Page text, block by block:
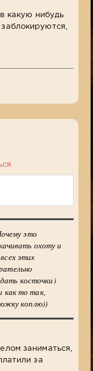
какую нибудь
это
охоту и
этих
косточки)
как то так,
коплю))
заниматься,
за